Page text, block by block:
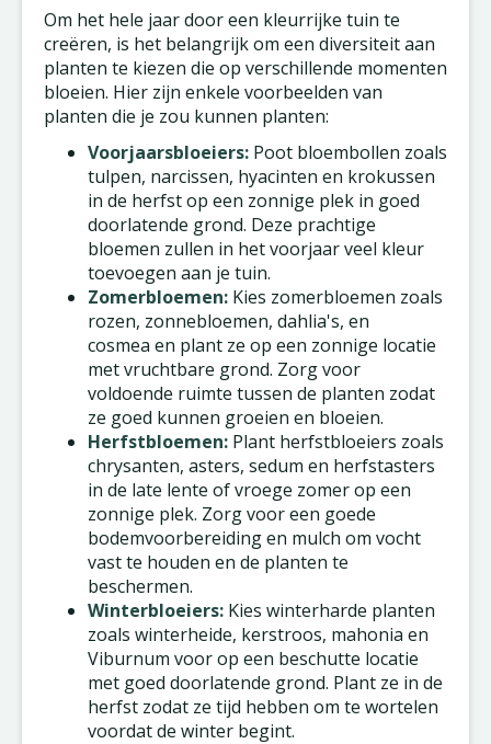
Om het hele jaar door een kleurrijke tuin te
creëren, is het belangrijk om een diversiteit aan
planten te kiezen die op verschillende momenten
bloeien. Hier zijn enkele voorbeelden van
planten die je zou kunnen planten:
Voorjaarsbloeiers: Poot bloembollen zoals
tulpen, narcissen, hyacinten en krokussen
in de herfst op een zonnige plek in goed
doorlatende grond. Deze prachtige
bloemen zullen in het voorjaar veel kleur
toevoegen aan je tuin.
Zomerbloemen: Kies zomerbloemen zoals
rozen, zonnebloemen, dahlia's, en
cosmea en plant ze op een zonnige locatie
met vruchtbare grond. Zorg voor
voldoende ruimte tussen de planten zodat
ze goed kunnen groeien en bloeien.
Herfstbloemen: Plant herfstbloeiers zoals
chrysanten, asters, sedum en herfstasters
in de late lente of vroege zomer op een
zonnige plek. Zorg voor een goede
bodemvoorbereiding en mulch om vocht
vast te houden en de planten te
beschermen.
Winterbloeiers: Kies winterharde planten
zoals winterheide, kerstroos, mahonia en
Viburnum voor op een beschutte locatie
met goed doorlatende grond. Plant ze in de
herfst zodat ze tijd hebben om te wortelen
voordat de winter begint.